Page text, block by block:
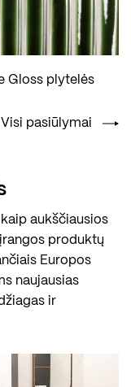
Gloss plytelės
Visi pasiūlymai
aukščiausios
produktų
Europos
naujausias
ir